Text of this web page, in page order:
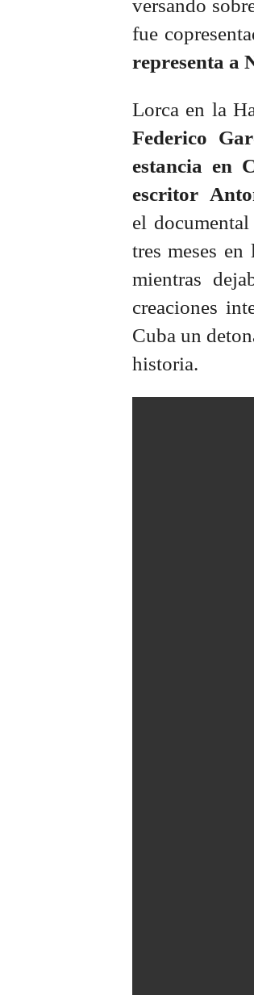
versando
fue
representa a
Lorca en la
Federico
estancia en
escritor
el
tres meses
mientras
creaciones
Cuba un
historia.